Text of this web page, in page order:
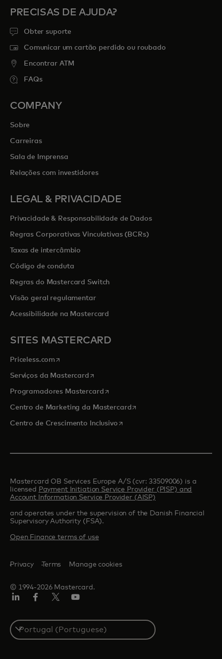
PRECISAS DE AJUDA?
Obter suporte
Comunicar um cartão perdido ou roubado
Encontrar ATM
FAQs
COMPANY
Sobre
Carreiras
Sala de Imprensa
Relações com investidores
LEGAL & PRIVACIDADE
Privacidade & Responsabilidade de Dados
Regras Corporativas Vinculativas (BCRs)
Taxas de intercâmbio
Código de conduta
Regras do Mastercard Switch
Visão geral regulamentar
Acessibilidade na Mastercard
SITES MASTERCARD
Priceless.com opens in a new tab
Serviços da Mastercardopens in a new tab
Programadores Mastercardopens in a new tab
Centro de Marketing da Mastercardopens in a new tab
Centro de Crescimento Inclusivoopens in a new tab
Mastercard OB Services Europe A/S (cvr: 33509006) is a
licensed Payment Initiation Service Provider (PISP) and
Account Information Service Provider (AISP)
and operates under the supervision of the Danish Financial
Supervisory Authority (FSA).
Open Finance terms of use
© 1994-2026 Mastercard.
Privacy Terms Manage cookies
Select
a
country